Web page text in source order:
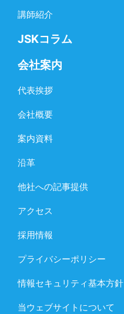
講師紹介
JSKコラム
会社案内
代表挨拶
会社概要
案内資料
沿革
他社への記事提供
アクセス
採用情報
プライバシーポリシー
情報セキュリティ基本方針
当ウェブサイトについて